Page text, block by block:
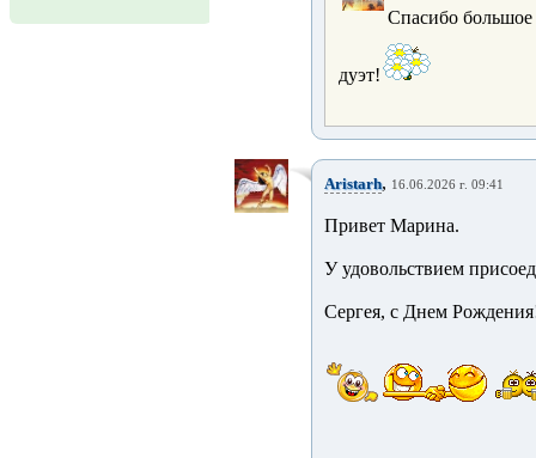
Спасибо большое
дуэт!
Aristarh, 16.06.2026 г. 09:41
Привет Марина.
У удовольствием
Сергея, с Днем